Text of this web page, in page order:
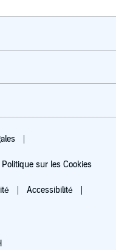
Politique sur les Cookies
Accessibilité